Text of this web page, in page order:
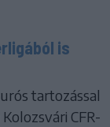
is
tartozással
CFR-